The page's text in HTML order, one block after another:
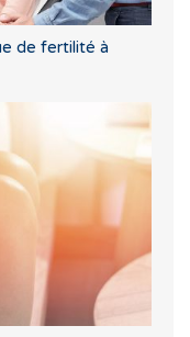
de fertilité à